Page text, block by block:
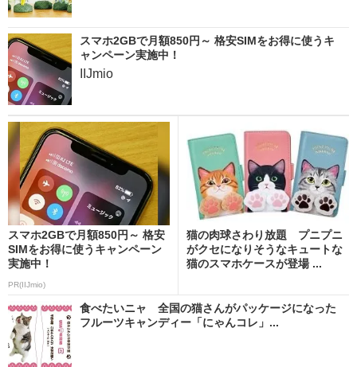
スマホ2GBで月額850円～ 格安SIMをお得に使うキ
ャンペーン実施中！
IIJmio
スマホ2GBで月額850円～ 格安
SIMをお得に使うキャンペーン
実施中！
PR(IIJmio)
猫の肉球さわり放題 プニプニ
がクセになりそうなキュートな
猫のスマホケースが登場 ...
食べたいニャ 全国の猫さんがパッケージになった
フルーツキャンディー「にゃんコレ」...